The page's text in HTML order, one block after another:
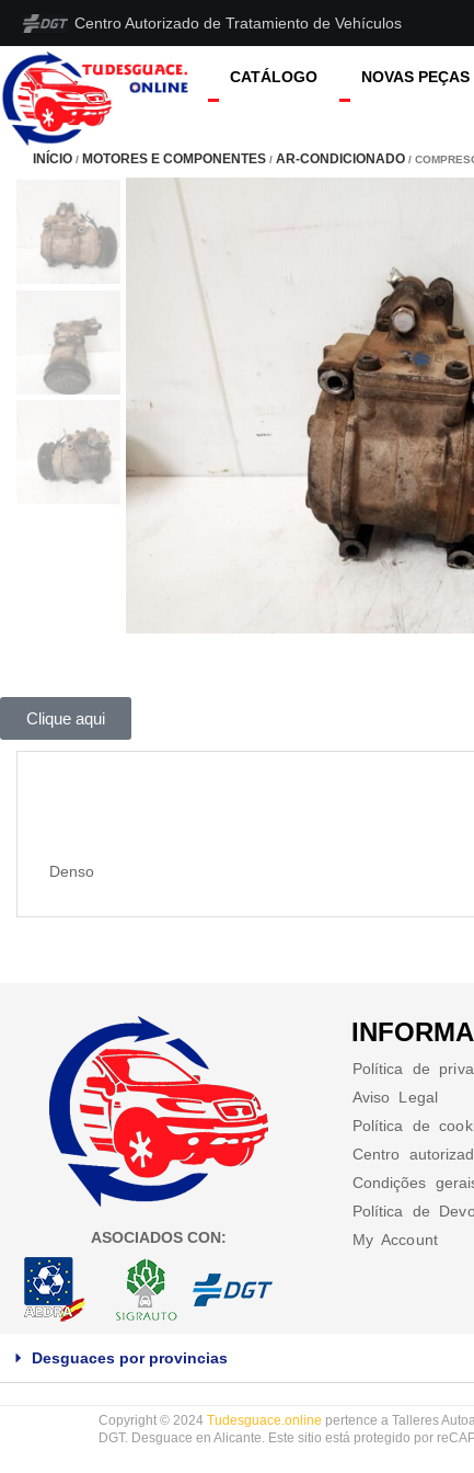
Centro Autorizado de Tratamiento de Vehículos
CATÁLOGO NOVAS PEÇAS
INÍCIO / MOTORES E COMPONENTES / AR-CONDICIONADO /
Clique aqui
Denso
ASOCIADOS CON:
Política de
Aviso Legal
Política de
Centro
Condições
Política de
My Account
Desguaces por provincias
Copyright © 2024 Tudesguace.online pertence a Talleres
DGT. Desguace en Alicante. Este sitio está protegido por